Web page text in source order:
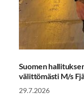
Suomen
välittömästi M/s
29.7.2026